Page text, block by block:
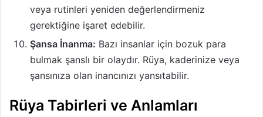
veya rutinleri yeniden değerlendirmeniz
gerektiğine işaret edebilir.
Şansa İnanma: Bazı insanlar için bozuk para
bulmak şanslı bir olaydır. Rüya, kaderinize veya
şansınıza olan inancınızı yansıtabilir.
Rüya Tabirleri ve Anlamları